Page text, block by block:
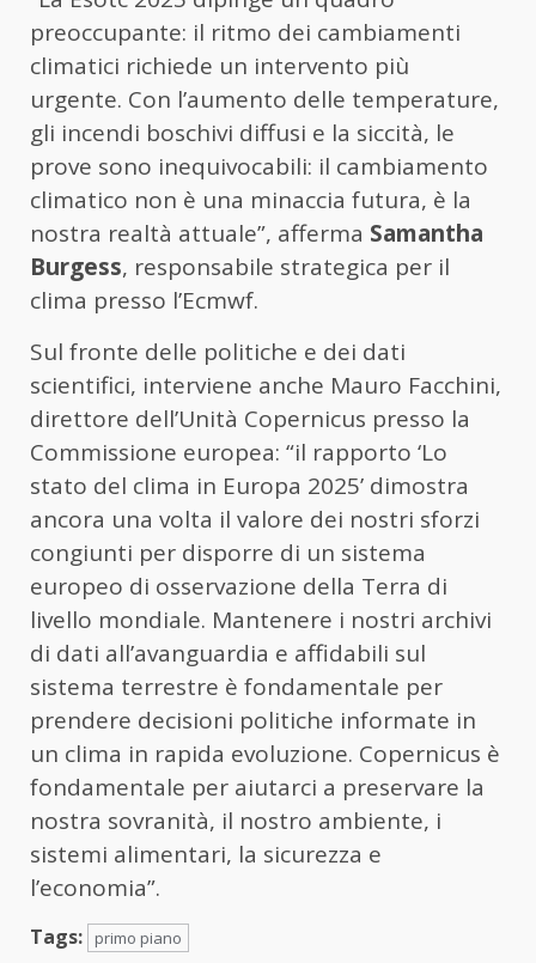
preoccupante: il ritmo dei cambiamenti
climatici richiede un intervento più
urgente. Con l’aumento delle temperature,
gli incendi boschivi diffusi e la siccità, le
prove sono inequivocabili: il cambiamento
climatico non è una minaccia futura, è la
nostra realtà attuale”, afferma Samantha
Burgess, responsabile strategica per il
clima presso l’Ecmwf.
Sul fronte delle politiche e dei dati
scientifici, interviene anche Mauro Facchini,
direttore dell’Unità Copernicus presso la
Commissione europea: “il rapporto ‘Lo
stato del clima in Europa 2025’ dimostra
ancora una volta il valore dei nostri sforzi
congiunti per disporre di un sistema
europeo di osservazione della Terra di
livello mondiale. Mantenere i nostri archivi
di dati all’avanguardia e affidabili sul
sistema terrestre è fondamentale per
prendere decisioni politiche informate in
un clima in rapida evoluzione. Copernicus è
fondamentale per aiutarci a preservare la
nostra sovranità, il nostro ambiente, i
sistemi alimentari, la sicurezza e
l’economia”.
Tags: primo piano